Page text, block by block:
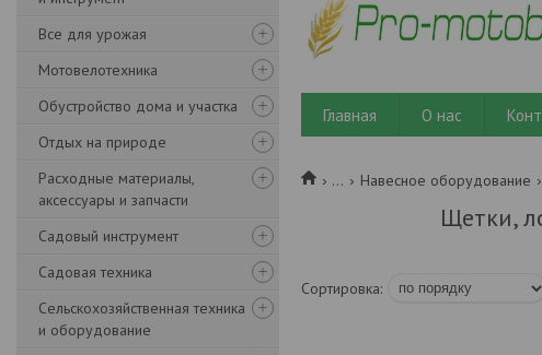
Все для урожая
Мотовелотехника
Обустройство дома и участка
Отдых на природе
Расходные материалы,
аксессуары и запчасти
Садовый инструмент
Садовая техника
Сельскохозяйственная техника
и оборудование
Главная О нас
... Навесное оборудование
Щетки,